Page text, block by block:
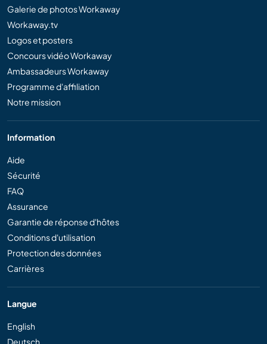
Galerie de photos Workaway
Workaway.tv
Logos et posters
Concours vidéo Workaway
Ambassadeurs Workaway
Programme d'affiliation
Notre mission
Information
Aide
Sécurité
FAQ
Assurance
Garantie de réponse d'hôtes
Conditions d'utilisation
Protection des données
Carrières
Langue
English
Deutsch